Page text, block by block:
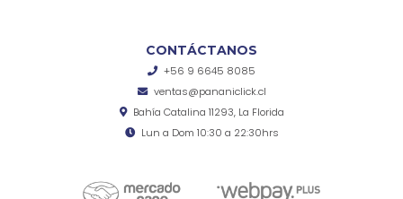
CONTÁCTANOS
+56 9 6645 8085
ventas@pananiclick.cl
Bahía Catalina 11293, La Florida
Lun a Dom 10:30 a 22:30hrs